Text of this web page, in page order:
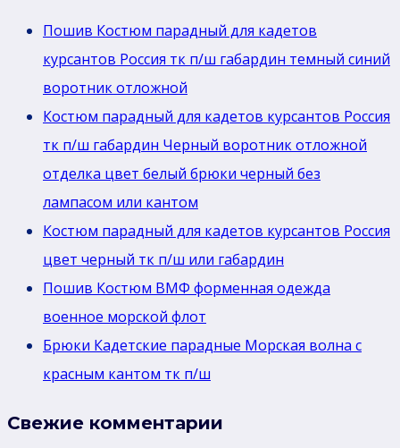
Пошив Костюм парадный для кадетов
курсантов Россия тк п/ш габардин темный синий
воротник отложной
Костюм парадный для кадетов курсантов Россия
тк п/ш габардин Черный воротник отложной
отделка цвет белый брюки черный без
лaмпасом или кантом
Костюм парадный для кадетов курсантов Россия
цвет черный тк п/ш или габардин
Пошив Костюм ВМФ форменная одежда
военное морской флот
Брюки Кадетские парадные Морская волна с
красным кантом тк п/ш
Свежие комментарии